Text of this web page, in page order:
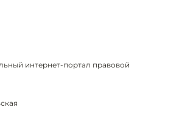
интернет-портал правовой